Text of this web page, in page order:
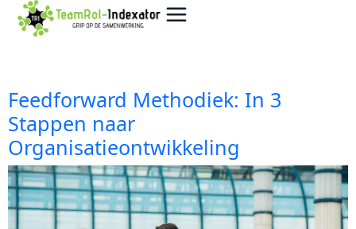
Feedforward Methodiek: In 3
Stappen naar
Organisatieontwikkeling